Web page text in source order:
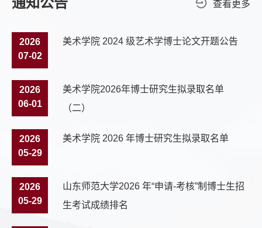
查看更多
2026
07-02
美术学院 2024 级艺术学博士论文开题公告
2026
06-01
美术学院2026年博士研究生拟录取名单
（二）
2026
05-29
美术学院 2026 年博士研究生拟录取名单
2026
05-29
山东师范大学2026 年“申请-考核”制博士生招
生考试成绩排名